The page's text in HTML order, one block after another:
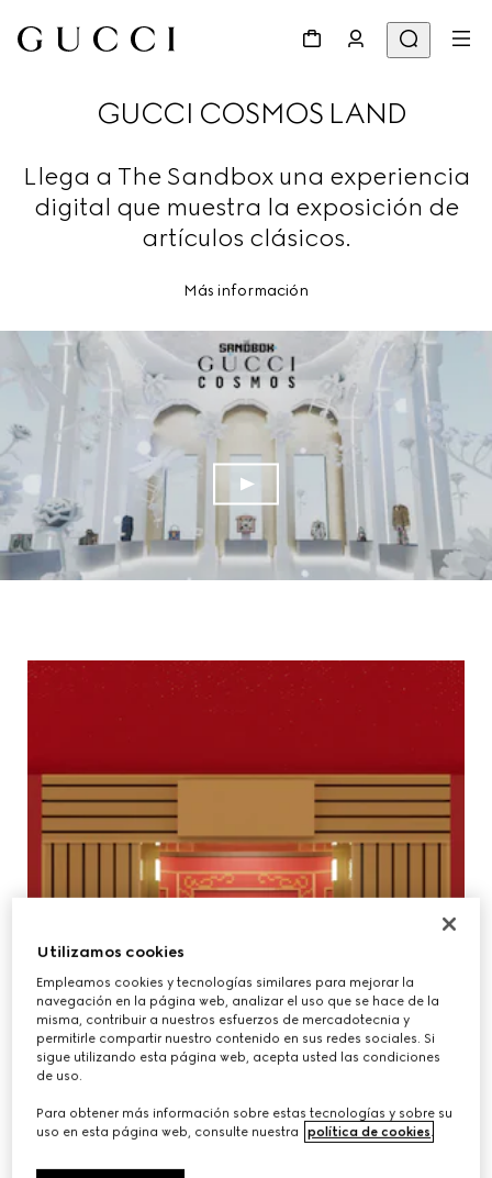
GUCCI COSMOS LAND
Llega a The Sandbox una experiencia
digital que muestra la exposición de
artículos clásicos.
Más información
Utilizamos cookies
Empleamos cookies y tecnologías similares para mejorar la
navegación en la página web, analizar el uso que se hace de la
misma, contribuir a nuestros esfuerzos de mercadotecnia y
permitirle compartir nuestro contenido en sus redes sociales. Si
sigue utilizando esta página web, acepta usted las condiciones
de uso.
Para obtener más información sobre estas tecnologías y sobre su
uso en esta página web, consulte nuestra política de cookies